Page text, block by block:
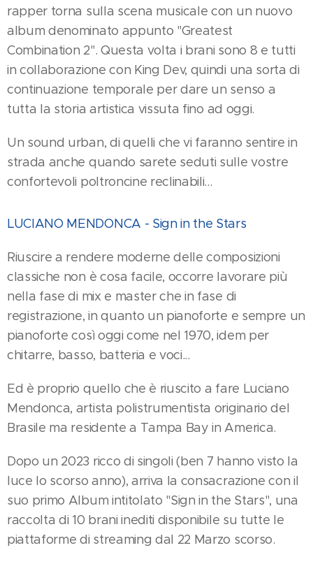
rapper torna sulla scena musicale con un nuovo
album denominato appunto "Greatest
Combination 2". Questa volta i brani sono 8 e tutti
in collaborazione con King Dev, quindi una sorta di
continuazione temporale per dare un senso a
tutta la storia artistica vissuta fino ad oggi.
Un sound urban, di quelli che vi faranno sentire in
strada anche quando sarete seduti sulle vostre
confortevoli poltroncine reclinabili...
LUCIANO MENDONCA - Sign in the Stars
Riuscire a rendere moderne delle composizioni
classiche non è cosa facile, occorre lavorare più
nella fase di mix e master che in fase di
registrazione, in quanto un pianoforte e sempre un
pianoforte così oggi come nel 1970, idem per
chitarre, basso, batteria e voci...
Ed è proprio quello che è riuscito a fare Luciano
Mendonca, artista polistrumentista originario del
Brasile ma residente a Tampa Bay in America.
Dopo un 2023 ricco di singoli (ben 7 hanno visto la
luce lo scorso anno), arriva la consacrazione con il
suo primo Album intitolato "Sign in the Stars", una
raccolta di 10 brani inediti disponibile su tutte le
piattaforme di streaming dal 22 Marzo scorso.